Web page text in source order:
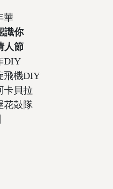
華
識你
人節
DIY
飛機DIY
卡貝拉
花鼓隊